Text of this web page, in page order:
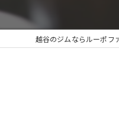
越谷のジムならルーポフ